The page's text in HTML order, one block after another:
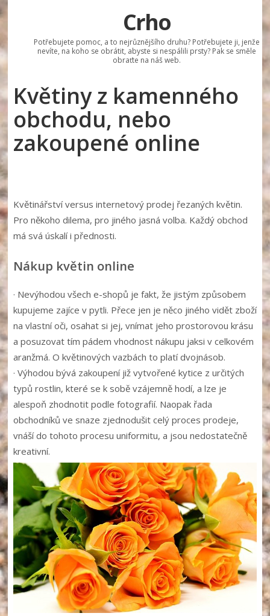
Crho
Potřebujete pomoc, a to nejrůznějšího druhu? Potřebujete ji, jenže
nevíte, na koho se obrátit, abyste si nespálili prsty? Pak se směle
obraťte na náš web.
Květiny z kamenného
obchodu, nebo
zakoupené online
Květinářství versus internetový prodej řezaných květin.
Pro někoho dilema, pro jiného jasná volba. Každý obchod
má svá úskalí i přednosti.
Nákup květin online
· Nevýhodou všech e-shopů je fakt, že jistým způsobem
kupujeme zajíce v pytli. Přece jen je něco jiného vidět zboží
na vlastní oči, osahat si jej, vnímat jeho prostorovou krásu
a posuzovat tím pádem vhodnost nákupu jaksi v celkovém
aranžmá. O květinových vazbách to platí dvojnásob.
· Výhodou bývá zakoupení již vytvořené kytice z určitých
typů rostlin, které se k sobě vzájemně hodí, a lze je
alespoň zhodnotit podle fotografií. Naopak řada
obchodníků ve snaze zjednodušit celý proces prodeje,
vnáší do tohoto procesu uniformitu, a jsou nedostatečně
kreativní.